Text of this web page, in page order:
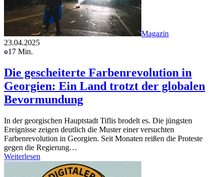
Magazin
23.04.2025
17 Min.
Die gescheiterte Farbenrevolution in
Georgien: Ein Land trotzt der globalen
Bevormundung
In der georgischen Hauptstadt Tiflis brodelt es. Die jüngsten
Ereignisse zeigen deutlich die Muster einer versuchten
Farbenrevolution in Georgien. Seit Monaten reißen die Proteste
gegen die Regierung…
Weiterlesen